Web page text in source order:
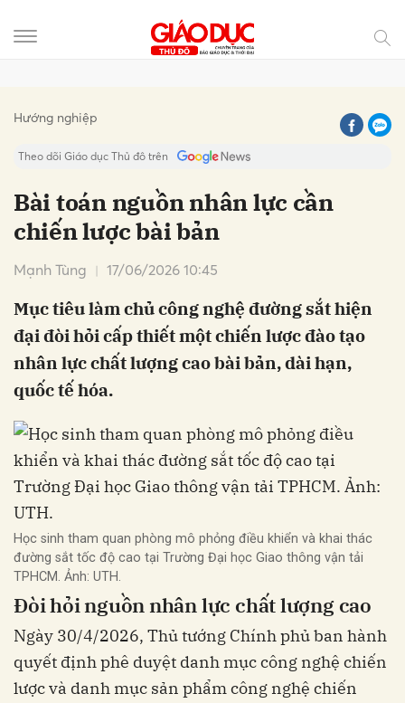
Hướng nghiệp
Theo dõi Giáo dục Thủ đô trên
Bài toán nguồn nhân lực cần
chiến lược bài bản
Mạnh Tùng 17/06/2026 10:45
Mục tiêu làm chủ công nghệ đường sắt hiện
đại đòi hỏi cấp thiết một chiến lược đào tạo
nhân lực chất lượng cao bài bản, dài hạn,
quốc tế hóa.
Học sinh tham quan phòng mô phỏng điều khiển và khai thác
đường sắt tốc độ cao tại Trường Đại học Giao thông vận tải
TPHCM. Ảnh: UTH.
Đòi hỏi nguồn nhân lực chất lượng cao
Ngày 30/4/2026, Thủ tướng Chính phủ ban hành
quyết định phê duyệt danh mục công nghệ chiến
lược và danh mục sản phẩm công nghệ chiến
Hủy Gửi